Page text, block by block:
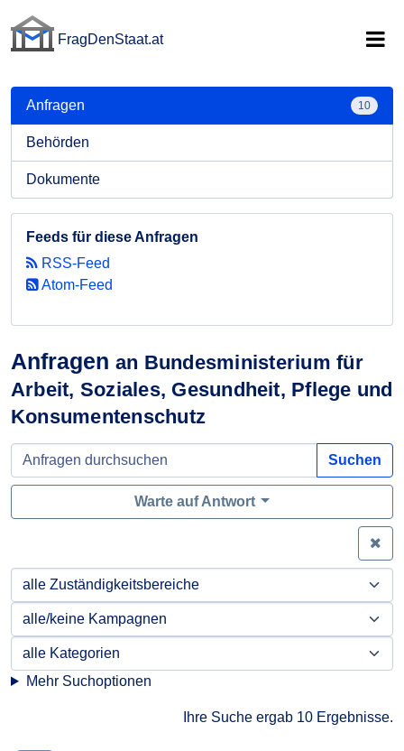
FragDenStaat.at
Anfragen an Bundesministerium für
Arbeit, Soziales, Gesundheit, Pflege und
Konsumentenschutz
Suchen
Warte auf Antwort
Mehr Suchoptionen
Ihre Suche ergab 10 Ergebnisse.
Anfragen 10
Behörden
Dokumente
Feeds für diese Anfragen
RSS-Feed
Atom-Feed